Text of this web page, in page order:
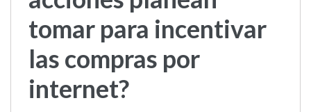
tomar para incentivar
las compras por
internet?